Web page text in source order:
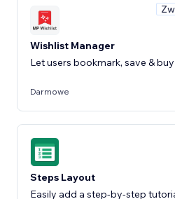
Wishlist Manager
Let users bookmark, save &
Darmowe
Steps Layout
Easily add a step-by-step